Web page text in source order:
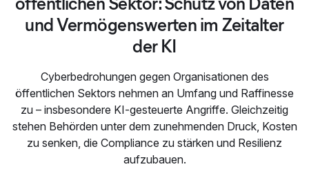
und Vermögenswerten im Zeitalter
der KI
Cyberbedrohungen gegen Organisationen des
öffentlichen Sektors nehmen an Umfang und Raffinesse
zu – insbesondere KI-gesteuerte Angriffe. Gleichzeitig
stehen Behörden unter dem zunehmenden Druck, Kosten
zu senken, die Compliance zu stärken und Resilienz
aufzubauen.